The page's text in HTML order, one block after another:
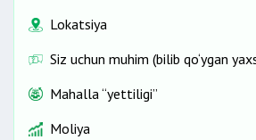
Lokatsiya
Siz uchun muhim (bilib qo‘ygan
Mahalla “yettiligi”
Moliya